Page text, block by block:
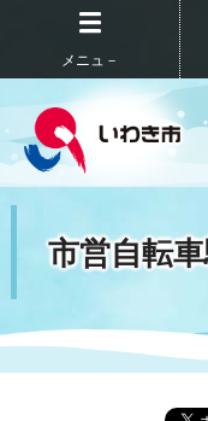
メニュ－
市営自転